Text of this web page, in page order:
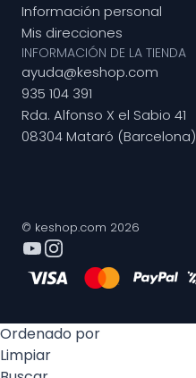
Información personal
Mis direcciones
INFORMACIÓN DE LA TIENDA
ayuda@keshop.com
935 104 391
Rda. Alfonso X el Sabio 41
08304 Mataró (Barcelona)
© keshop.com 2026
Ordenado por
Limpiar